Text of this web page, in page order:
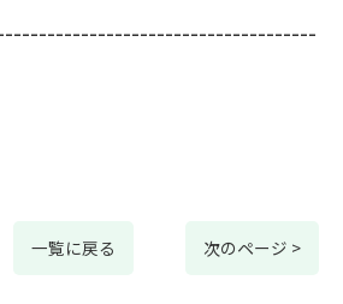
一覧に戻る 次のページ >